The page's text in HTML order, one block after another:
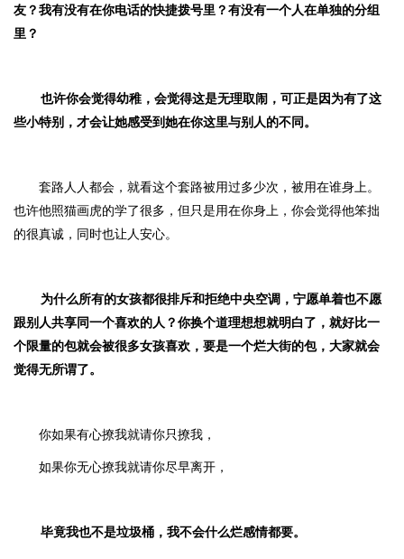
友？我有没有在你电话的快捷拨号里？有没有一个人在单独的分组
里？
也许你会觉得幼稚，会觉得这是无理取闹，可正是因为有了这
些小特别，才会让她感受到她在你这里与别人的不同。
套路人人都会，就看这个套路被用过多少次，被用在谁身上。
也许他照猫画虎的学了很多，但只是用在你身上，你会觉得他笨拙
的很真诚，同时也让人安心。
为什么所有的女孩都很排斥和拒绝中央空调，宁愿单着也不愿
跟别人共享同一个喜欢的人？你换个道理想想就明白了，就好比一
个限量的包就会被很多女孩喜欢，要是一个烂大街的包，大家就会
觉得无所谓了。
你如果有心撩我就请你只撩我，
如果你无心撩我就请你尽早离开，
毕竟我也不是垃圾桶，我不会什么烂感情都要。